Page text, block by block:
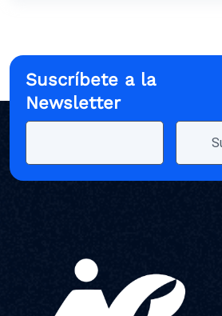
Suscríbete a la
Newsletter